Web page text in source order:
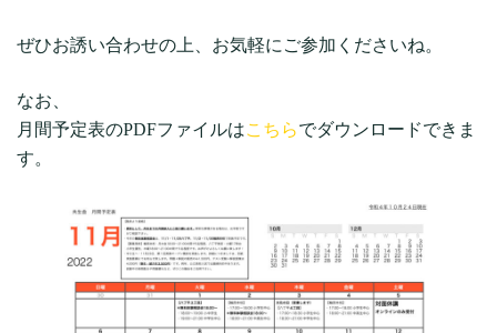
ぜひお誘い合わせの上、お気軽にご参加くださいね。
なお、
月間予定表のPDFファイルはこちらでダウンロードできま
す。